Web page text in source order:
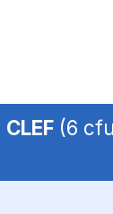
CLEF (6